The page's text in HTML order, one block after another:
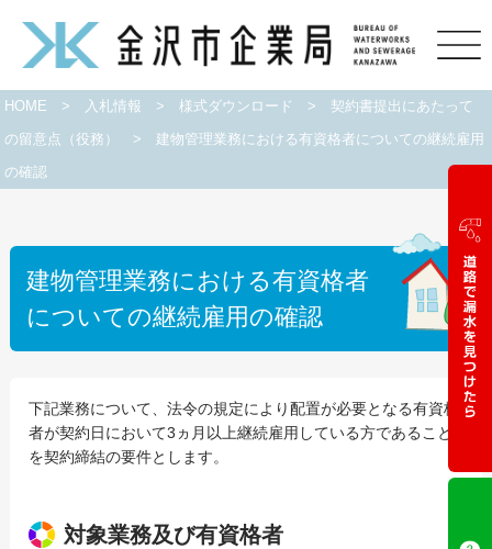
HOME > 入札情報 >様式ダウンロード > 契約書提出にあたって
の留意点（役務）
> 建物管理業務における有資格者についての継続雇用
の確認
建物管理業務における有資格者
についての継続雇用の確認
下記業務について、法令の規定により配置が必要となる有資格
者が契約日において3ヵ月以上継続雇用している方であること
を契約締結の要件とします。
対象業務及び有資格者